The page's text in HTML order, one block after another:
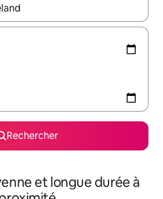
utilisez les flèches vers le
Rechercher
et longue durée à